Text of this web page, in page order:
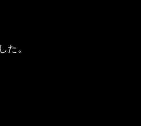
た。